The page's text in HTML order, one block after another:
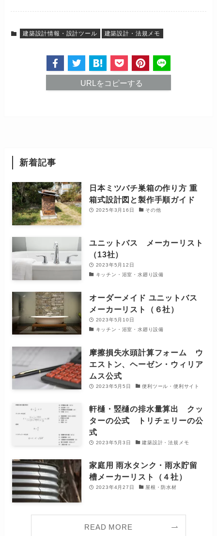
建築設計情報・設計ツール 建築設計・法規メモ
URLをコピーする
新着記事
日本ミツバチ巣箱の作り方 重
箱式設計図と製作手順ガイド
2025年3月16日 その他
ユニットバス メーカーリスト
（13社）
2023年5月12日
キッチン・浴室・水廻り設備
オーダーメイド ユニットバス
メーカーリスト（６社）
2023年5月10日
キッチン・浴室・水廻り設備
摩擦損失水頭計算フォーム ウ
エストン、ヘーゼン・ウィリア
ムス公式
2023年5月5日 便利ツール・便利サイト
軒樋・竪樋の排水量算出 クッ
ターの公式 トリチェリーの公
式
2023年5月3日 建築設計・法規メモ
家庭用 雨水タンク・雨水貯留
槽メーカーリスト（４社）
2023年4月27日 屋根・防水材
READ MORE